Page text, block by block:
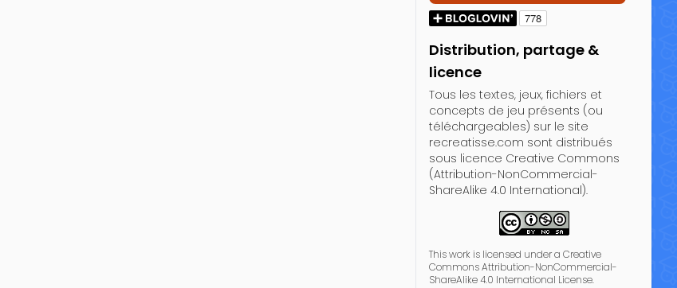
Distribution, partage &
licence
Tous les textes, jeux, fichiers et
concepts de jeu présents (ou
téléchargeables) sur le site
recreatisse.com sont distribués
sous licence Creative Commons
(Attribution-NonCommercial-
ShareAlike 4.0 International).
This work is licensed under a Creative
Commons Attribution-NonCommercial-
ShareAlike 4.0 International License.